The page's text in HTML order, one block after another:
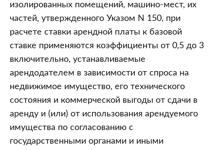
изолированных помещений, машино-мест, их
частей, утвержденного Указом N 150, при
расчете ставки арендной платы к базовой
ставке применяются коэффициенты от 0,5 до 3
включительно, устанавливаемые
арендодателем в зависимости от спроса на
недвижимое имущество, его технического
состояния и коммерческой выгоды от сдачи в
аренду и (или) от использования арендуемого
имущества по согласованию с
государственными органами и иными